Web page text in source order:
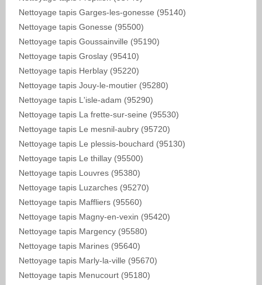
Nettoyage tapis Garges-les-gonesse (95140)
Nettoyage tapis Gonesse (95500)
Nettoyage tapis Goussainville (95190)
Nettoyage tapis Groslay (95410)
Nettoyage tapis Herblay (95220)
Nettoyage tapis Jouy-le-moutier (95280)
Nettoyage tapis L'isle-adam (95290)
Nettoyage tapis La frette-sur-seine (95530)
Nettoyage tapis Le mesnil-aubry (95720)
Nettoyage tapis Le plessis-bouchard (95130)
Nettoyage tapis Le thillay (95500)
Nettoyage tapis Louvres (95380)
Nettoyage tapis Luzarches (95270)
Nettoyage tapis Maffliers (95560)
Nettoyage tapis Magny-en-vexin (95420)
Nettoyage tapis Margency (95580)
Nettoyage tapis Marines (95640)
Nettoyage tapis Marly-la-ville (95670)
Nettoyage tapis Menucourt (95180)